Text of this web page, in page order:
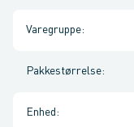
Varegruppe:
Pakkestørrelse:
Enhed :